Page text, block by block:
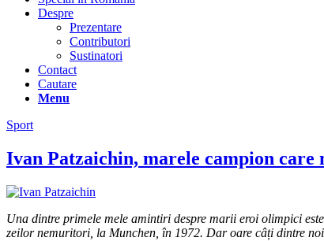
Despre
Prezentare
Contributori
Sustinatori
Contact
Cautare
Menu
Sport
Ivan Patzaichin, marele campion care
Una dintre primele mele amintiri despre marii eroi olimpici
zeilor nemuritori, la Munchen, în 1972. Dar oare câți dintre